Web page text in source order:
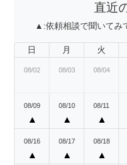
直近
▲:依頼相談で聞いてみ
日 月 火
08/02 08/03 08/04
08/09
▲
08/10
▲
08/11
▲
08/16
▲
08/17
▲
08/18
▲